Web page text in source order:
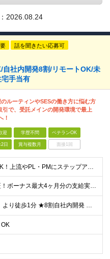
2026.08.24
話を聞きたい応募可
自社内開発8割/リモートOK/未
手当有
ルーティンやSESの働き方に悩む方
引で、受託メインの開発環境で最上
！
迎 学歴不問 ベテランOK
日 賞与複数月 面接1回
＼実務未経験OK！上流やPL・PMにステップアップ可／ ☆20～30代若手エンジニア活躍中！ ◆学歴不問 ◆第二新卒OK ◆実務未経験OK └独学やスクール経験のみの方も大歓迎！ ＜こんな方にピッ
＼前職給与保証！ボーナス最大4ヶ月分の支給実績あり！／ ★賞与年2回、報奨金年1回支給！ ◆開発経験をお持ちの方 月給30万円～＋賞与年2回＋報奨金年1回＋各種手当 ◆実務未経験の方 月給24万円
★JR「池袋駅」より徒歩1分 ★8割自社内開発 ★転勤なし 本社／東京都豊島区西池袋3-30-4 K＆Hビル7F ※本社での受託開発がメインですが、SESとしてプロジェクト先（関東）にて勤務する場